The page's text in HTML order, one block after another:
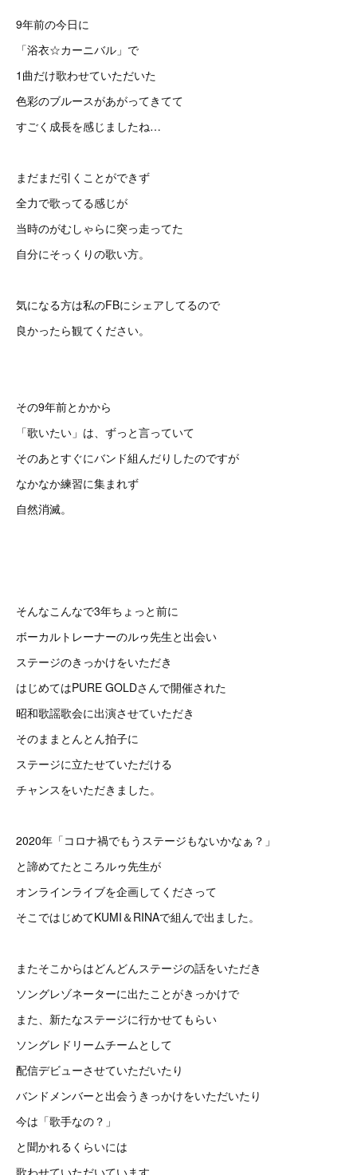
9年前の今日に
「浴衣☆カーニバル」で
1曲だけ歌わせていただいた
色彩のブルースがあがってきてて
すごく成長を感じましたね…
まだまだ引くことができず
全力で歌ってる感じが
当時のがむしゃらに突っ走ってた
自分にそっくりの歌い方。
気になる方は私のFBにシェアしてるので
良かったら観てください。
その9年前とかから
「歌いたい」は、ずっと言っていて
そのあとすぐにバンド組んだりしたのですが
なかなか練習に集まれず
自然消滅。
そんなこんなで3年ちょっと前に
ボーカルトレーナーのルゥ先生と出会い
ステージのきっかけをいただき
はじめてはPURE GOLDさんで開催された
昭和歌謡歌会に出演させていただき
そのままとんとん拍子に
ステージに立たせていただける
チャンスをいただきました。
2020年「コロナ禍でもうステージもないかなぁ？」
と諦めてたところルゥ先生が
オンラインライブを企画してくださって
そこではじめてKUMI＆RINAで組んで出ました。
またそこからはどんどんステージの話をいただき
ソングレゾネーターに出たことがきっかけで
また、新たなステージに行かせてもらい
ソングレドリームチームとして
配信デビューさせていただいたり
バンドメンバーと出会うきっかけをいただいたり
今は「歌手なの？」
と聞かれるくらいには
歌わせていただいています。